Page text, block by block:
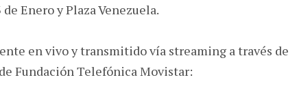
Enero y Plaza Venezuela.
en vivo y transmitido vía streaming a través de
Fundación Telefónica Movistar: